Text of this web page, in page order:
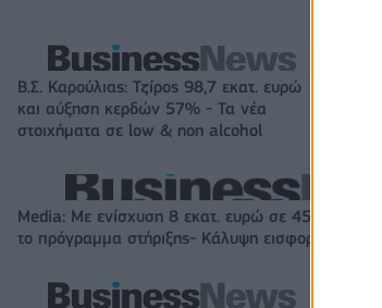
Β.Σ. Καρούλιας: Τζίρος 98,7 εκατ. ευρώ
και αύξηση κερδών 57% - Τα νέα
στοιχήματα σε low & non alcohol
Media: Με ενίσχυση 8 εκατ. ευρώ σε 451
το πρόγραμμα στήριξης- Κάλυψη εισφορών